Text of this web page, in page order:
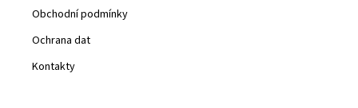
Obchodní podmínky
Ochrana dat
Kontakty